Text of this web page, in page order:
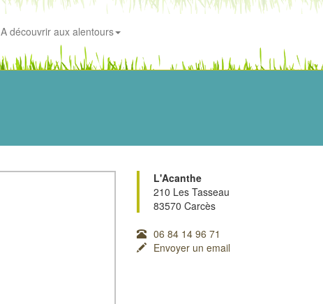
A découvrir aux alentours
L'Acanthe
210 Les Tasseau
83570 Carcès
06 84 14 96 71
Envoyer un email